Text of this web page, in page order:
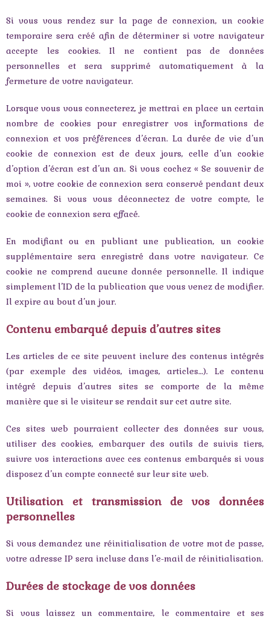
Si vous vous rendez sur la page de connexion, un cookie
temporaire sera créé afin de déterminer si votre navigateur
accepte les cookies. Il ne contient pas de données
personnelles et sera supprimé automatiquement à la
fermeture de votre navigateur.
Lorsque vous vous connecterez, je mettrai en place un certain
nombre de cookies pour enregistrer vos informations de
connexion et vos préférences d’écran. La durée de vie d’un
cookie de connexion est de deux jours, celle d’un cookie
d’option d’écran est d’un an. Si vous cochez « Se souvenir de
moi », votre cookie de connexion sera conservé pendant deux
semaines. Si vous vous déconnectez de votre compte, le
cookie de connexion sera effacé.
En modifiant ou en publiant une publication, un cookie
supplémentaire sera enregistré dans votre navigateur. Ce
cookie ne comprend aucune donnée personnelle. Il indique
simplement l’ID de la publication que vous venez de modifier.
Il expire au bout d’un jour.
Contenu embarqué depuis d’autres sites
Les articles de ce site peuvent inclure des contenus intégrés
(par exemple des vidéos, images, articles…). Le contenu
intégré depuis d’autres sites se comporte de la même
manière que si le visiteur se rendait sur cet autre site.
Ces sites web pourraient collecter des données sur vous,
utiliser des cookies, embarquer des outils de suivis tiers,
suivre vos interactions avec ces contenus embarqués si vous
disposez d’un compte connecté sur leur site web.
Utilisation et transmission de vos données
personnelles
Si vous demandez une réinitialisation de votre mot de passe,
votre adresse IP sera incluse dans l’e-mail de réinitialisation.
Durées de stockage de vos données
Si vous laissez un commentaire, le commentaire et ses